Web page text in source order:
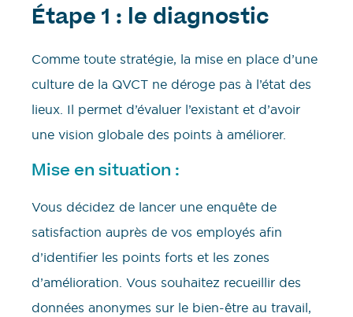
Étape 1 : le diagnostic
Comme toute stratégie, la mise en place d’une
culture de la QVCT ne déroge pas à l’état des
lieux. Il permet d’évaluer l’existant et d’avoir
une vision globale des points à améliorer.
Mise en situation :
Vous décidez de lancer une enquête de
satisfaction auprès de vos employés afin
d’identifier les points forts et les zones
d’amélioration. Vous souhaitez recueillir des
données anonymes sur le bien-être au travail,